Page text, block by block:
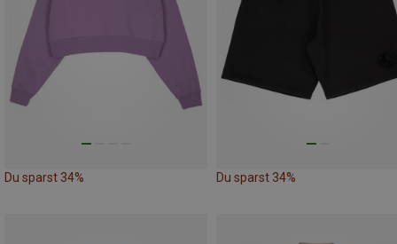
Du sparst 34% Du sparst 34%